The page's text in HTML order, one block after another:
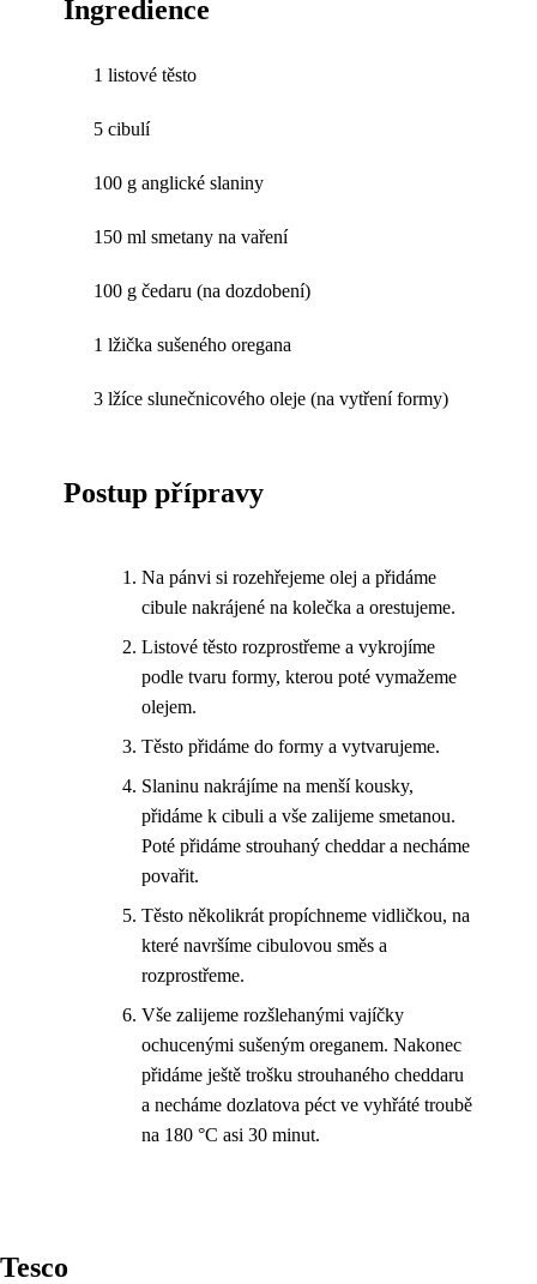
Ingredience
1 listové těsto
5 cibulí
100 g anglické slaniny
150 ml smetany na vaření
100 g čedaru (na dozdobení)
1 lžička sušeného oregana
3 lžíce slunečnicového oleje (na vytření formy)
Postup přípravy
Na pánvi si rozehřejeme olej a přidáme
cibule nakrájené na kolečka a orestujeme.
Listové těsto rozprostřeme a vykrojíme
podle tvaru formy, kterou poté vymažeme
olejem.
Těsto přidáme do formy a vytvarujeme.
Slaninu nakrájíme na menší kousky,
přidáme k cibuli a vše zalijeme smetanou.
Poté přidáme strouhaný cheddar a necháme
povařit.
Těsto několikrát propíchneme vidličkou, na
které navršíme cibulovou směs a
rozprostřeme.
Vše zalijeme rozšlehanými vajíčky
ochucenými sušeným oreganem. Nakonec
přidáme ještě trošku strouhaného cheddaru
a necháme dozlatova péct ve vyhřáté troubě
na 180 °C asi 30 minut.
Tesco